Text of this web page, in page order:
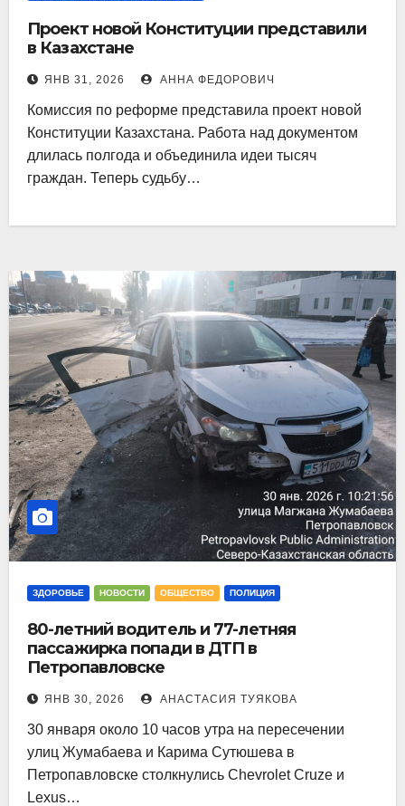
Проект новой Конституции представили
в Казахстане
ЯНВ 31, 2026 АННА ФЕДОРОВИЧ
Комиссия по реформе представила проект новой
Конституции Казахстана. Работа над документом
длилась полгода и объединила идеи тысяч
граждан. Теперь судьбу…
ЗДОРОВЬЕ НОВОСТИ ОБЩЕСТВО ПОЛИЦИЯ
80-летний водитель и 77-летняя
пассажирка попади в ДТП в
Петропавловске
ЯНВ 30, 2026 АНАСТАСИЯ ТУЯКОВА
30 января около 10 часов утра на пересечении
улиц Жумабаева и Карима Сутюшева в
Петропавловске столкнулись Chevrolet Cruze и
Lexus…